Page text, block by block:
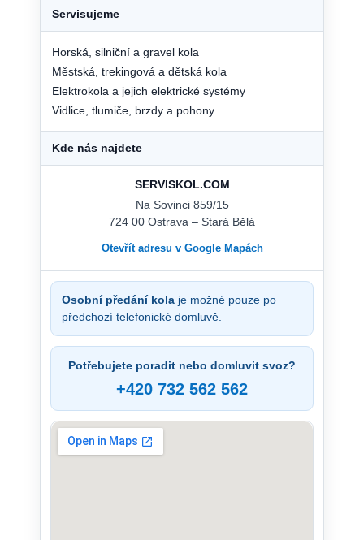
Servisujeme
Horská, silniční a gravel kola
Městská, trekingová a dětská kola
Elektrokola a jejich elektrické systémy
Vidlice, tlumiče, brzdy a pohony
Kde nás najdete
SERVISKOL.COM
Na Sovinci 859/15
724 00 Ostrava – Stará Bělá
Otevřít adresu v Google Mapách
Osobní předání kola je možné pouze po
předchozí telefonické domluvě.
Potřebujete poradit nebo domluvit svoz?
+420 732 562 562